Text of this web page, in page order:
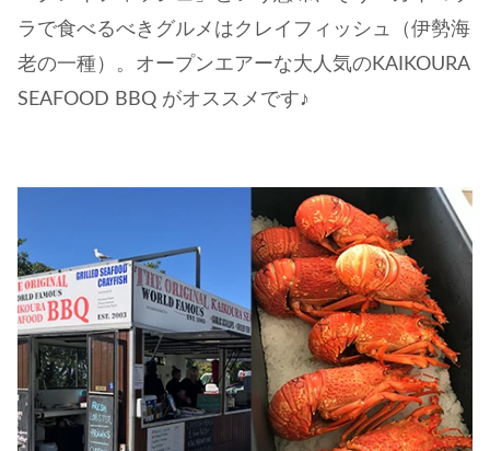
ラで食べるべきグルメはクレイフィッシュ（伊勢海
老の一種）。オープンエアーな大人気のKAIKOURA
SEAFOOD BBQ がオススメです♪